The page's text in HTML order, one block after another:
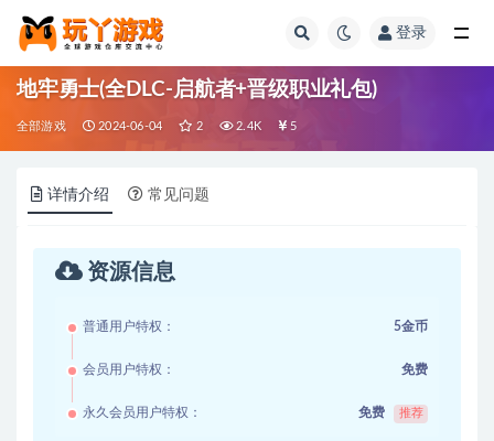
登录
地牢勇士(全DLC-启航者+晋级职业礼包)
全部游戏 2024-06-04 2 2.4K 5
详情介绍 常见问题
资源信息
普通用户特权： 5金币
会员用户特权： 免费
永久会员用户特权： 免费 推荐